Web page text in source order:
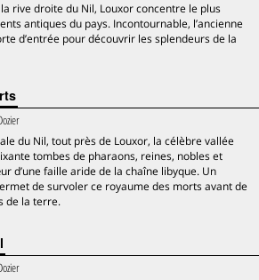
rive droite du Nil, Louxor concentre le plus
antiques du pays. Incontournable, l’ancienne
d’entrée pour découvrir les splendeurs de la
du Nil, tout près de Louxor, la célèbre vallée
tombes de pharaons, reines, nobles et
d’une faille aride de la chaîne libyque. Un
de survoler ce royaume des morts avant de
de la terre.